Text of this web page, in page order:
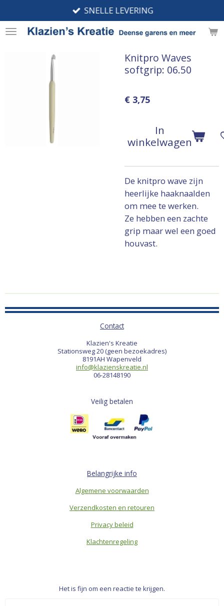
direct
naar
hoofdinhoud
SNELLE LEVERING
Knitpro Waves
softgrip: 06.50
€ 3,75
In
winkelwagen
De knitpro wave zijn
heerlijke haaknaalden
om mee te werken.
Ze hebben een zachte
grip maar wel een goed
houvast.
Contact
Klazien's Kreatie
Stationsweg 20 (geen bezoekadres)
8191AH Wapenveld
info@klazienskreatie.nl
06-28148190
Veilig betalen
Belangrijke info
Algemene voorwaarden
Verzendkosten en retouren
Privacy beleid
Klachtenregeling
Het is fijn om een reactie te krijgen.